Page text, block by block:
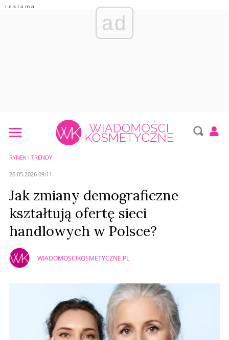
ad
RYNEK I TRENDY
26.05.2026 09:11
Jak zmiany demograficzne
kształtują ofertę sieci
handlowych w Polsce?
WIADOMOSCIKOSMETYCZNE.PL